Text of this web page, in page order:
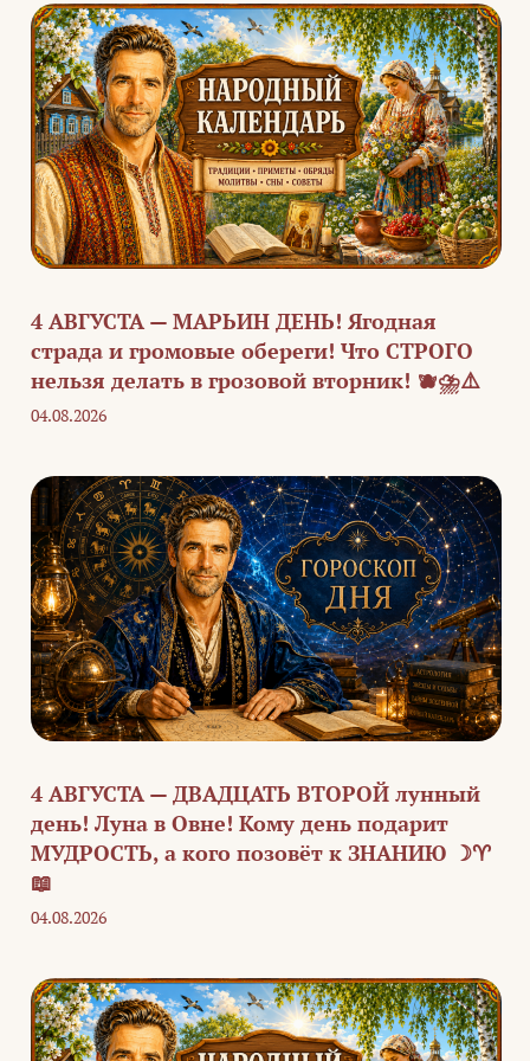
4 АВГУСТА — МАРЬИН ДЕНЬ! Ягодная
страда и громовые обереги! Что СТРОГО
нельзя делать в грозовой вторник! 🫐⛈️⚠️
04.08.2026
4 АВГУСТА — ДВАДЦАТЬ ВТОРОЙ лунный
день! Луна в Овне! Кому день подарит
МУДРОСТЬ, а кого позовёт к ЗНАНИЮ ☽♈
📖
04.08.2026